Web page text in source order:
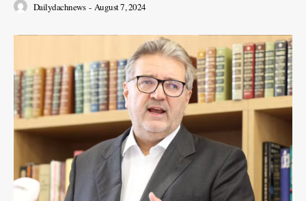
Dailydachnews - August 7, 2024